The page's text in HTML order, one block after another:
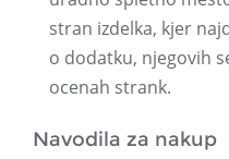
stran izdelka, kjer
o dodatku, njegovih
ocenah strank.
Navodila za nakup